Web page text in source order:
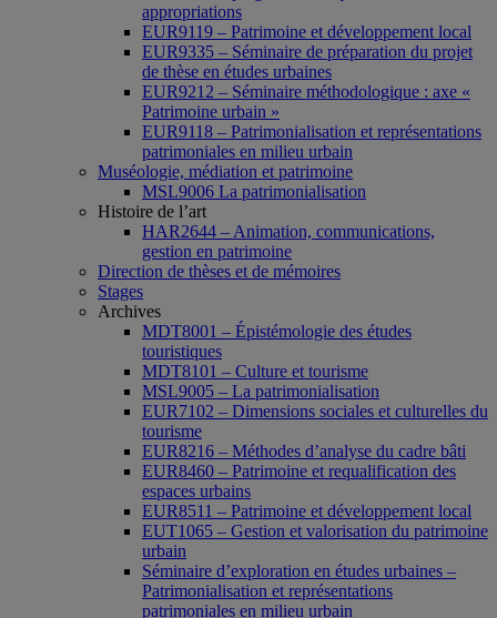
appropriations
EUR9119 – Patrimoine et développement local
EUR9335 – Séminaire de préparation du projet
de thèse en études urbaines
EUR9212 – Séminaire méthodologique : axe «
Patrimoine urbain »
EUR9118 – Patrimonialisation et représentations
patrimoniales en milieu urbain
Muséologie, médiation et patrimoine
MSL9006 La patrimonialisation
Histoire de l’art
HAR2644 – Animation, communications,
gestion en patrimoine
Direction de thèses et de mémoires
Stages
Archives
MDT8001 – Épistémologie des études
touristiques
MDT8101 – Culture et tourisme
MSL9005 – La patrimonialisation
EUR7102 – Dimensions sociales et culturelles du
tourisme
EUR8216 – Méthodes d’analyse du cadre bâti
EUR8460 – Patrimoine et requalification des
espaces urbains
EUR8511 – Patrimoine et développement local
EUT1065 – Gestion et valorisation du patrimoine
urbain
Séminaire d’exploration en études urbaines –
Patrimonialisation et représentations
patrimoniales en milieu urbain